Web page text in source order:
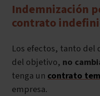
Indemnización
contrato
Los efectos, tanto del
del objetivo, no
tenga un contrato
empresa.